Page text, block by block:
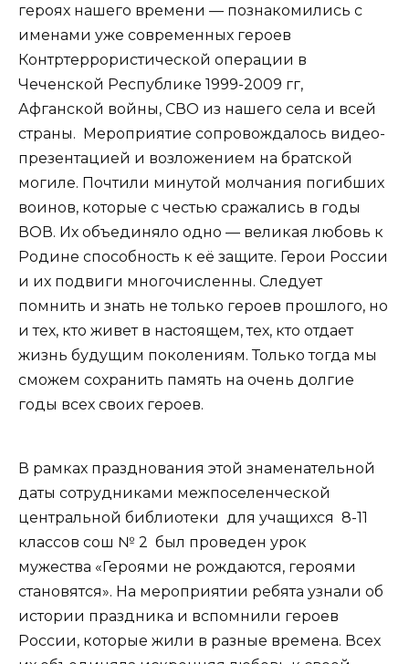
героях нашего времени — познакомились с
именами уже современных героев
Контртеррористической операции в
Чеченской Республике 1999-2009 гг,
Афганской войны, СВО из нашего села и всей
страны. Мероприятие сопровождалось видео-
презентацией и возложением на братской
могиле. Почтили минутой молчания погибших
воинов, которые с честью сражались в годы
ВОВ. Их объединяло одно — великая любовь к
Родине способность к её защите. Герои России
и их подвиги многочисленны. Следует
помнить и знать не только героев прошлого, но
и тех, кто живет в настоящем, тех, кто отдает
жизнь будущим поколениям. Только тогда мы
сможем сохранить память на очень долгие
годы всех своих героев.
В рамках празднования этой знаменательной
даты сотрудниками межпоселенческой
центральной библиотеки для учащихся 8-11
классов сош № 2 был проведен урок
мужества «Героями не рождаются, героями
становятся». На мероприятии ребята узнали об
истории праздника и вспомнили героев
России, которые жили в разные времена. Всех